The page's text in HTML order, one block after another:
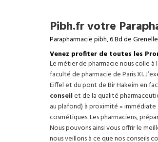
Pibh.fr votre
Parapharmacie pibh, 6 Bd de
Venez profiter de toutes les
Le métier de pharmacie nous colle à
faculté de pharmacie de Paris XI.
Eiffelet du pont de Bir Hakeim en
conseilet de la qualité
au plafond) à proximité »
cosmétiques. Les pharmaciens,
Nous pouvons ainsi vous offrir le
nous veillons à ce que nos conseils